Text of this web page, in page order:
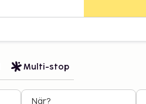
Multi-stop
När?